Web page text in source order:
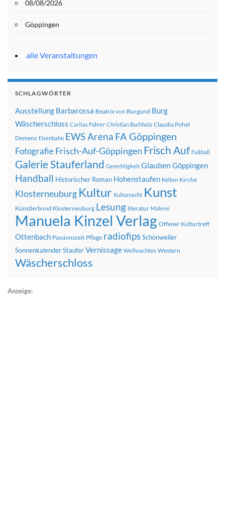
08/08/2026
Göppingen
alle Veranstaltungen
SCHLAGWÖRTER
Ausstellung Barbarossa Beatrix von Burgund Burg
Wäscherschloss Caritas Führer Christian Buchholz Claudia Pohel
Demenz Eisenbahn EWS Arena FA Göppingen
FotografieFrisch-Auf-Göppingen Frisch Auf Fußball
Galerie Stauferland Gerechtigkeit Glauben Göppingen
Handball Historischer Roman Hohenstaufen Kelten Kirche
Klosterneuburg Kultur Kulturnacht Kunst
Künstlerbund Klosterneuburg Lesung literatur Malerei
Manuela Kinzel Verlag Offener Kulturtreff
Ottenbach Passionszeit Pflege radiofipsSchönweiler
SonnenkalenderStauferVernissage Weihnachten Western
Wäscherschloss
Anzeige: